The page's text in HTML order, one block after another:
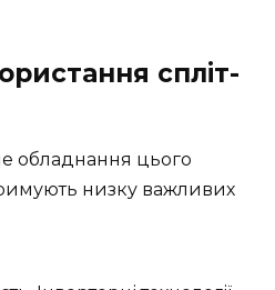
спліт-
обладнання цього
низку важливих